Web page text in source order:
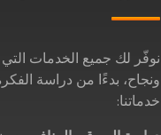
نوفّر لك جميع الخدمات
ونجاح، بدءًا من دراسة
خدماتنا: